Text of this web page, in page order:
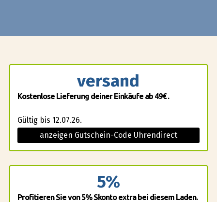
versand
Kostenlose Lieferung deiner Einkäufe ab 49€ .
Gültig bis 12.07.26.
anzeigen Gutschein-Code Uhrendirect
5%
Profitieren Sie von 5% Skonto extra bei diesem Laden.